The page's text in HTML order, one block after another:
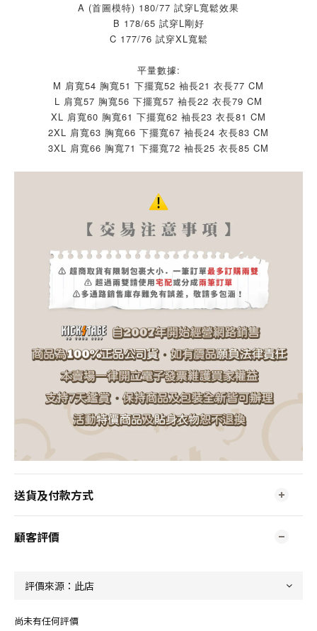
A (首圖模特) 180/77 試穿L寬鬆效果
B 178/65 試穿L剛好
C 177/76 試穿XL寬鬆
平量數據:
M 肩寬54 胸寬51 下擺寬52 袖長21 衣長77 CM
L 肩寬57 胸寬56 下擺寬57 袖長22 衣長79 CM
XL 肩寬60 胸寬61 下擺寬62 袖長23 衣長81 CM
2XL 肩寬63 胸寬66 下擺寬67 袖長24 衣長83 CM
3XL 肩寬66 胸寬71 下擺寬72 袖長25 衣長85 CM
送貨及付款方式
顧客評價
尚未有任何評價